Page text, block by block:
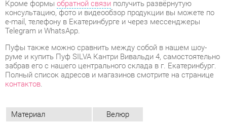
руме и купить Пуф SILVA Кантри Вивальди 4, самостоятельно
забрав его с нашего центрального склада в г. Екатеринбург.
Полный список адресов и магазинов смотрите на странице
контактов.
Материал Велюр
Ширина, мм
505
Высота, мм
415